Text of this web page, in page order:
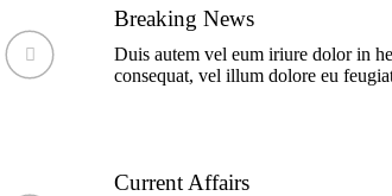
Breaking News
Duis autem vel eum iriure dolor in
consequat, vel illum dolore eu
Current Affairs